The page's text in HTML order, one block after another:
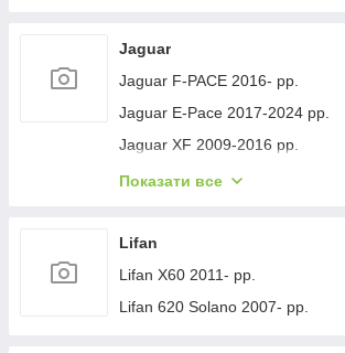
Jaguar
Jaguar F-PACE 2016- рр.
Jaguar E-Pace 2017-2024 рр.
Jaguar XF 2009-2016 рр.
Jaguar XF 2016- рр.
Jaguar XJ 2010-хв.
Показати все
Lifan
Lifan X60 2011- рр.
Lifan 620 Solano 2007- рр.